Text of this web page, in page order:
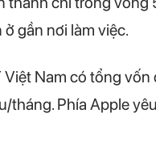
gần nơi làm việc.
Việt Nam có tổng
tháng. Phía Apple